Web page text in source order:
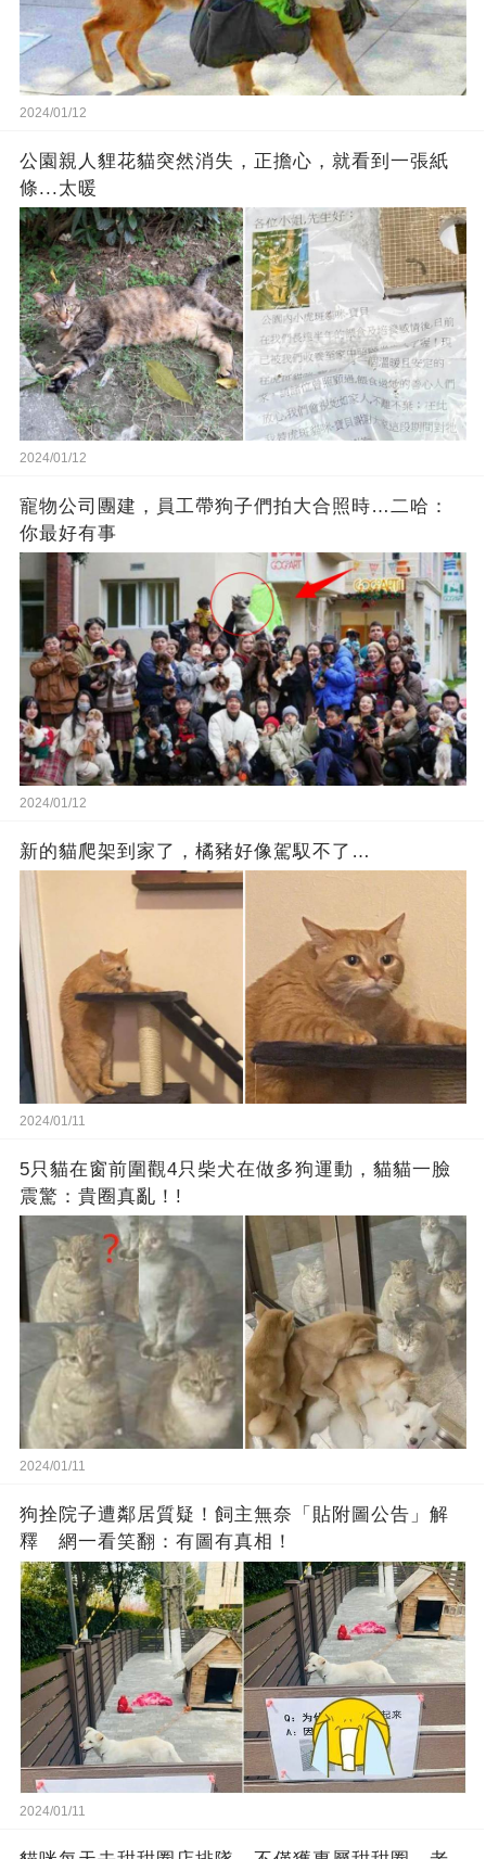
2024/01/12
公園親人貍花貓突然消失，正擔心，就看到一張紙
條...太暖
2024/01/12
寵物公司團建，員工帶狗子們拍大合照時…二哈：
你最好有事
2024/01/12
新的貓爬架到家了，橘豬好像駕馭不了…
2024/01/11
5只貓在窗前圍觀4只柴犬在做多狗運動，貓貓一臉
震驚：貴圈真亂！!
2024/01/11
狗拴院子遭鄰居質疑！飼主無奈「貼附圖公告」解
釋 網一看笑翻：有圖有真相！
2024/01/11